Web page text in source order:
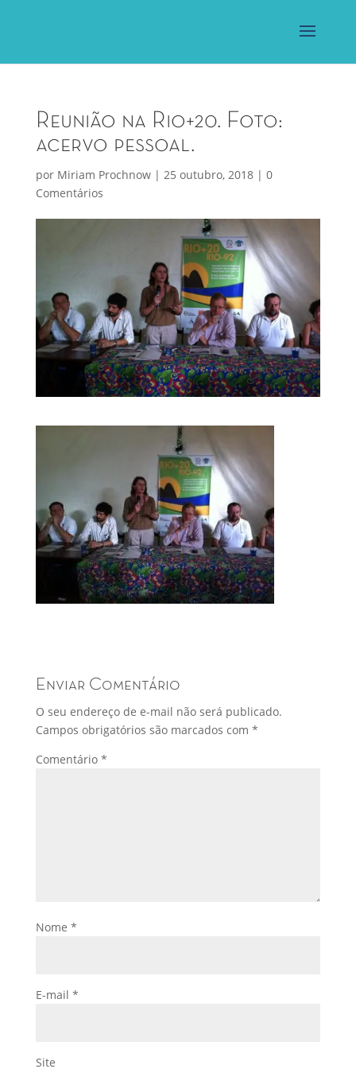
Reunião na Rio+20. Foto:
acervo pessoal.
por Miriam Prochnow| 25 outubro, 2018| 0
Comentários
Enviar Comentário
O seu endereço de e-mail não será publicado.
Campos obrigatórios são marcados com *
Comentário *
Nome *
E-mail *
Site